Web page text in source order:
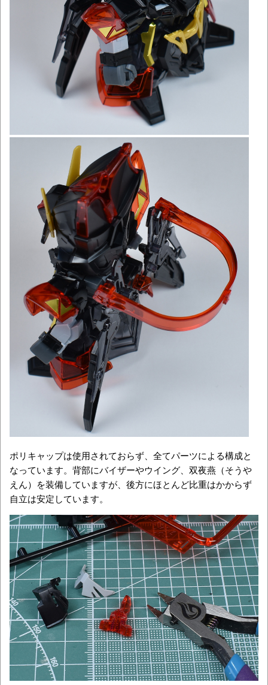
ポリキャップは使用されておらず、全てパーツによる構成と
なっています。背部にバイザーやウイング、双夜燕（そうや
えん）を装備していますが、後方にほとんど比重はかからず
自立は安定しています。